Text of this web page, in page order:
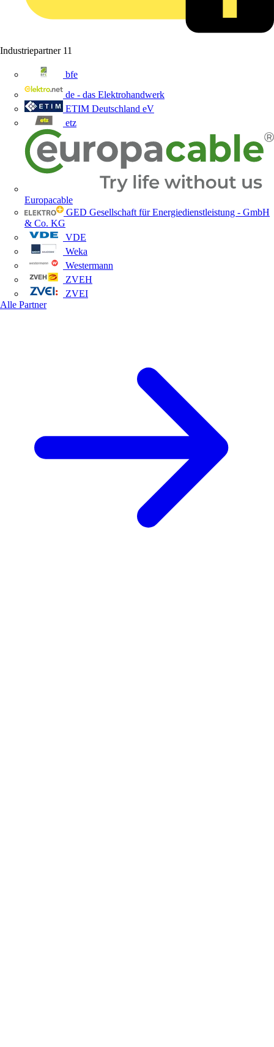
Industriepartner 11
bfe
de - das Elektrohandwerk
ETIM Deutschland eV
etz
Europacable
GED Gesellschaft für Energiedienstleistung - GmbH
& Co. KG
VDE
Weka
Westermann
ZVEH
ZVEI
Alle Partner